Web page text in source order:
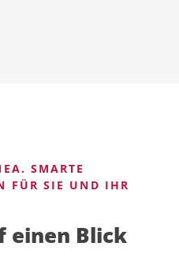
SMARTE
FÜR SIE UND IHR
einen Blick